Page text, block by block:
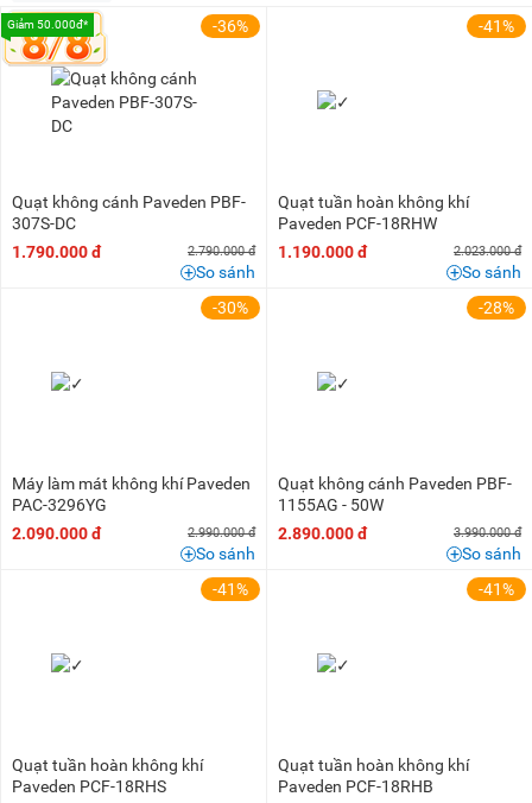
Giảm 50.000đ* -36%
Quạt không cánh Paveden PBF-
307S-DC
1.790.000 đ
2.790.000 đ
So sánh
-41%
Quạt tuần hoàn không khí
Paveden PCF-18RHW
1.190.000 đ
2.023.000 đ
So sánh
-30%
Máy làm mát không khí Paveden
PAC-3296YG
2.090.000 đ
2.990.000 đ
So sánh
-28%
Quạt không cánh Paveden PBF-
1155AG - 50W
2.890.000 đ
3.990.000 đ
So sánh
-41%
Quạt tuần hoàn không khí
Paveden PCF-18RHS
-41%
Quạt tuần hoàn không khí
Paveden PCF-18RHB